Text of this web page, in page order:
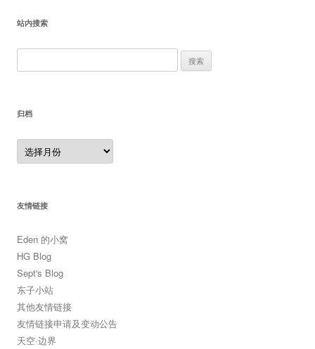
站内搜索
索：
归档
归
档
友情链接
Eden 的小窝
HG Blog
Sept's Blog
东子小站
其他友情链接
友情链接申请及变动公告
天空·边界